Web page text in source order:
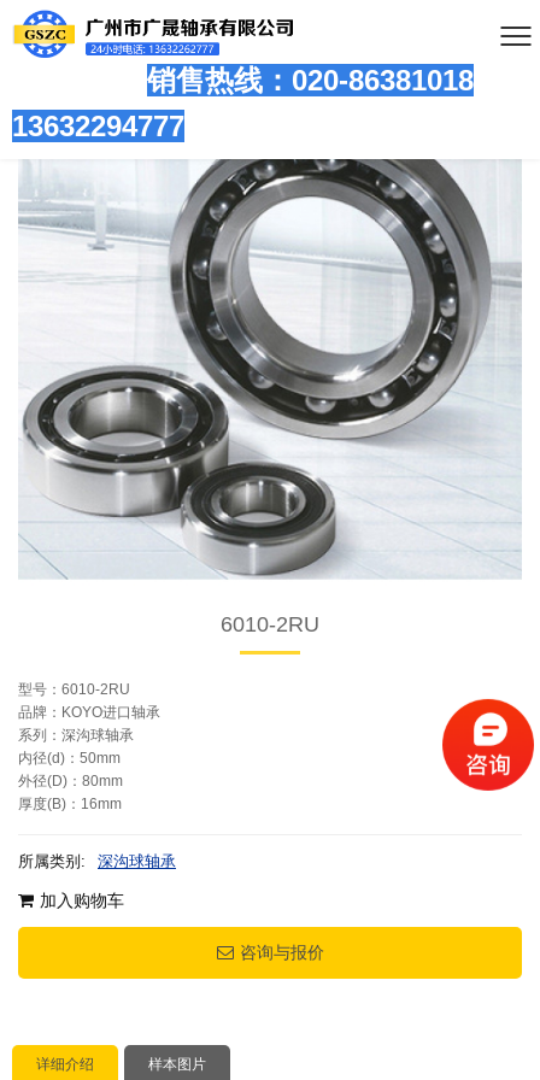
销售热线：020-86381018
13632294777
6010-2RU
型号：6010-2RU
品牌：KOYO进口轴承
系列：深沟球轴承
内径(d)：50mm
外径(D)：80mm
厚度(B)：16mm
所属类别: 深沟球轴承
加入购物车
咨询与报价
详细介绍 样本图片